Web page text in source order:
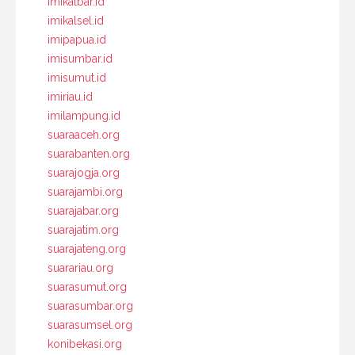
imikalsel.id
imipapua.id
imisumbar.id
imisumut.id
imiriau.id
imilampung.id
suaraaceh.org
suarabanten.org
suarajogja.org
suarajambi.org
suarajabar.org
suarajatim.org
suarajateng.org
suarariau.org
suarasumut.org
suarasumbar.org
suarasumsel.org
konibekasi.org